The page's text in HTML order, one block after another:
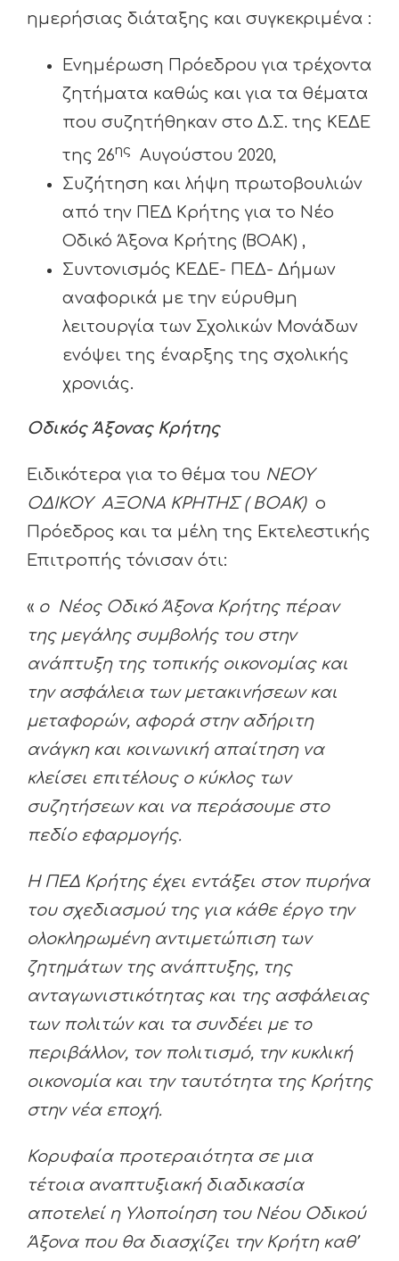
ημερήσιας διάταξης και συγκεκριμένα :
Ενημέρωση Πρόεδρου για τρέχοντα
ζητήματα καθώς και για τα θέματα
που συζητήθηκαν στο Δ.Σ. της ΚΕΔΕ
της 26ης
Αυγούστου 2020,
Συζήτηση και λήψη πρωτοβουλιών
από την ΠΕΔ Κρήτης για το Νέο
Οδικό Άξονα Κρήτης (ΒΟΑΚ) ,
Συντονισμός ΚΕΔΕ- ΠΕΔ- Δήμων
αναφορικά με την εύρυθμη
λειτουργία των Σχολικών Μονάδων
ενόψει της έναρξης της σχολικής
χρονιάς.
Οδικός Άξονας Κρήτης
Ειδικότερα για το θέμα του ΝΕΟΥ
ΟΔΙΚΟΥ ΑΞΟΝΑ ΚΡΗΤΗΣ ( ΒΟΑΚ) ο
Πρόεδρος και τα μέλη της Εκτελεστικής
Επιτροπής τόνισαν ότι:
« ο Νέος Οδικό Άξονα Κρήτης πέραν
της μεγάλης συμβολής του στην
ανάπτυξη της τοπικής οικονομίας και
την ασφάλεια των μετακινήσεων και
μεταφορών, αφορά στην αδήριτη
ανάγκη και κοινωνική απαίτηση να
κλείσει επιτέλους ο κύκλος των
συζητήσεων και να περάσουμε στο
πεδίο εφαρμογής.
Η ΠΕΔ Κρήτης έχει εντάξει στον πυρήνα
του σχεδιασμού της για κάθε έργο την
ολοκληρωμένη αντιμετώπιση των
ζητημάτων της ανάπτυξης, της
ανταγωνιστικότητας και της ασφάλειας
των πολιτών και τα συνδέει με το
περιβάλλον, τον πολιτισμό, την κυκλική
οικονομία και την ταυτότητα της Κρήτης
στην νέα εποχή.
Κορυφαία προτεραιότητα σε μια
τέτοια αναπτυξιακή διαδικασία
αποτελεί η Υλοποίηση του Νέου Οδικού
Άξονα που θα διασχίζει την Κρήτη καθ’